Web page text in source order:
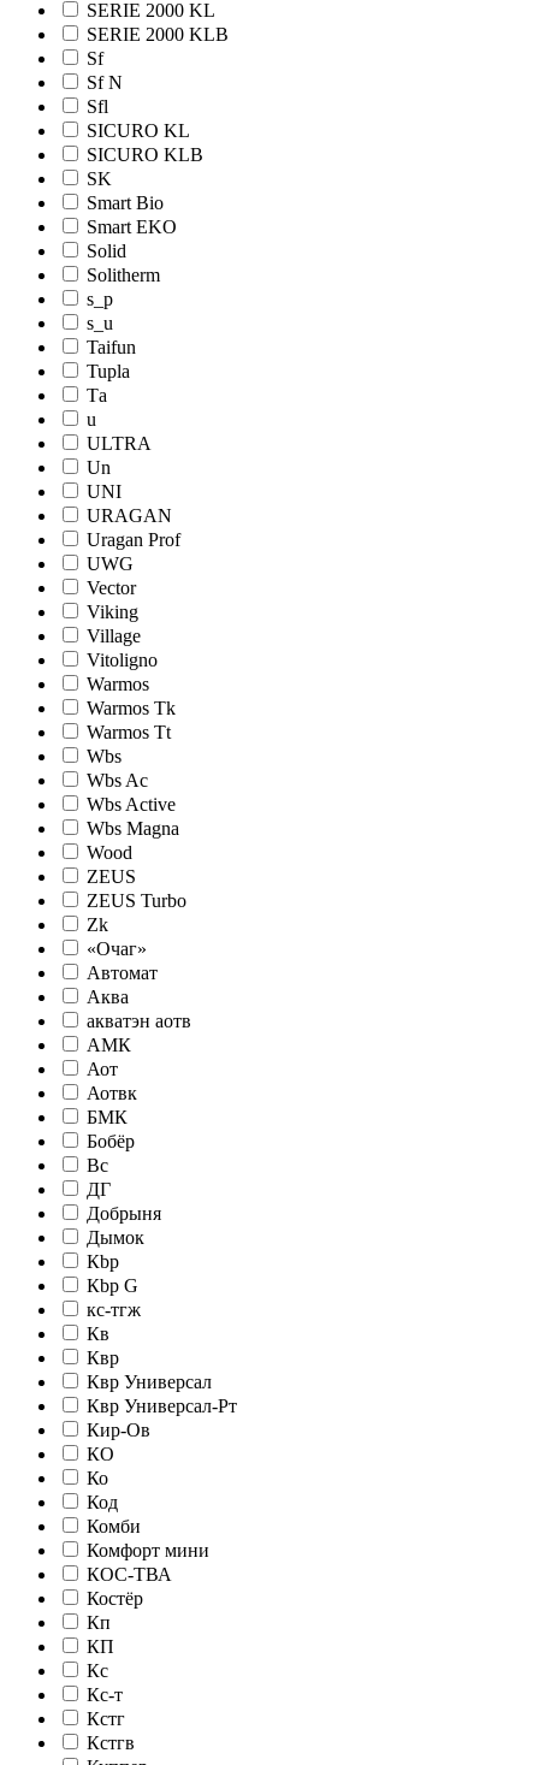
SERIE 2000 KL
SERIE 2000 KLB
Sf
Sf N
Sfl
SICURO KL
SICURO KLB
SK
Smart Bio
Smart EKO
Solid
Solitherm
s_p
s_u
Taifun
Tupla
Tа
u
ULTRA
Un
UNI
URAGAN
Uragan Prof
UWG
Vector
Viking
Village
Vitoligno
Warmos
Warmos Tk
Warmos Tt
Wbs
Wbs Ac
Wbs Active
Wbs Magna
Wood
ZEUS
ZEUS Turbo
Zk
«Очаг»
Автомат
Аква
акватэн аотв
АМК
Аот
Аотвк
БМК
Бобёр
Вс
ДГ
Добрыня
Дымок
Кbр
Кbр G
кc-тгж
Кв
Квр
Квр Универсал
Квр Универсал-Рт
Кир-Ов
КО
Ко
Код
Комби
Комфорт мини
КОС-ТВА
Костёр
Кп
КП
Кс
Кс-т
Кстг
Кстгв